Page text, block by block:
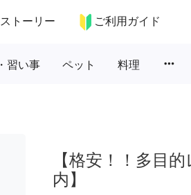
ストーリー ご利用ガイド
習い事 ペット 料理 more_horiz
【格安！！多目
内】